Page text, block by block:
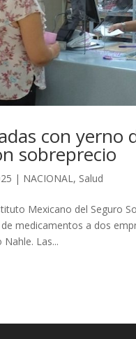
con yerno
sobreprecio
| NACIONAL, Salud
Mexicano del Seguro
medicamentos a dos
Las...